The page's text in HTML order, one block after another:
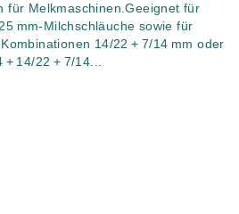
für Melkmaschinen.Geeignet für
mm-Milchschläuche sowie für
14/22 + 7/14 mm oder
+ 14/22 + 7/14...